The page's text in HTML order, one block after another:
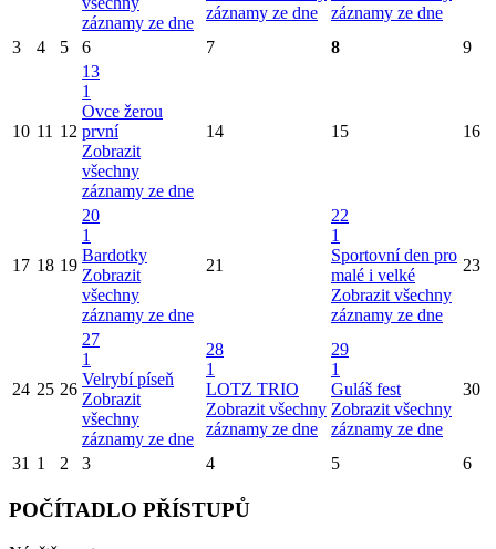
záznamy ze dne
záznamy ze dne
záznamy ze dne
3 4 5 6 7 8 9
10 11 12
13
1
Ovce žerou
první
Zobrazit
všechny
záznamy ze dne
14 15 16
17 18 19
20
1
Bardotky
Zobrazit
všechny
záznamy ze dne
21
22
1
Sportovní den pro
malé i velké
Zobrazit všechny
záznamy ze dne
23
24 25 26
27
1
Velrybí píseň
Zobrazit
všechny
záznamy ze dne
28
1
LOTZ TRIO
Zobrazit všechny
záznamy ze dne
29
1
Guláš fest
Zobrazit všechny
záznamy ze dne
30
31 1 2 3 4 5 6
POČÍTADLO PŘÍSTUPŮ